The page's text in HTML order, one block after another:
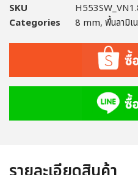
SKU
Categories
8 mm, พื้นลามิเ